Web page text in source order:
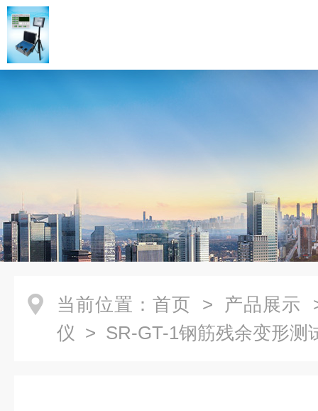
当前位置： 首页 > 产品展示
仪 > SR-GT-1钢筋残余变形测